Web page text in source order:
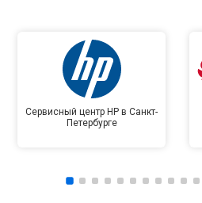
Сервисный центр HP в Санкт-
Петербурге